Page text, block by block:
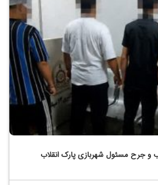
و جرح مسئول شهربازی پارک انقلاب